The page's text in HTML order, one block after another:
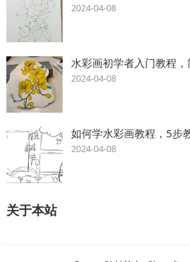
2024-04-08
水彩画初学者入门教程
2024-04-08
如何学水彩画教程，5步
2024-04-08
关于本站